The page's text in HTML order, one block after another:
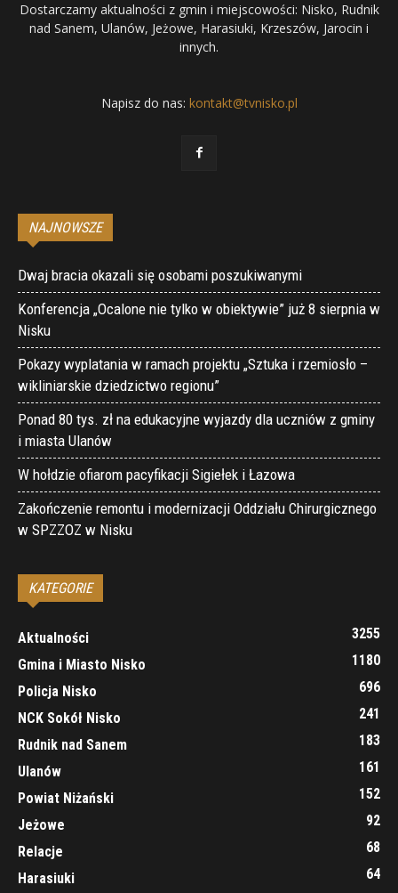
Dostarczamy aktualności z gmin i miejscowości: Nisko, Rudnik
nad Sanem, Ulanów, Jeżowe, Harasiuki, Krzeszów, Jarocin i
innych.
Napisz do nas: kontakt@tvnisko.pl
NAJNOWSZE
Dwaj bracia okazali się osobami poszukiwanymi
Konferencja „Ocalone nie tylko w obiektywie” już 8 sierpnia w
Nisku
Pokazy wyplatania w ramach projektu „Sztuka i rzemiosło –
wikliniarskie dziedzictwo regionu”
Ponad 80 tys. zł na edukacyjne wyjazdy dla uczniów z gminy
i miasta Ulanów
W hołdzie ofiarom pacyfikacji Sigiełek i Łazowa
Zakończenie remontu i modernizacji Oddziału Chirurgicznego
w SPZZOZ w Nisku
KATEGORIE
Aktualności
3255
Gmina i Miasto Nisko
1180
Policja Nisko
696
NCK Sokół Nisko
241
Rudnik nad Sanem
183
Ulanów
161
Powiat Niżański
152
Jeżowe
92
Relacje
68
Harasiuki
64